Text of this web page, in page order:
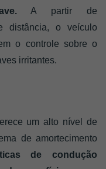
A partir de
distância, o veículo
o controle sobre o
irritantes.
um alto nível de
de amortecimento
de condução